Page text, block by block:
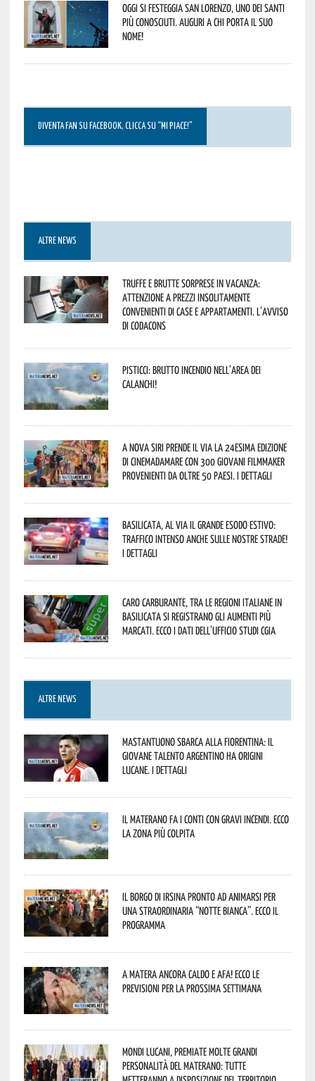
Oggi si festeggia San Lorenzo, uno dei Santi
più conosciuti. Auguri a chi porta il suo
nome!
DIVENTA FAN SU FACEBOOK, CLICCA SU “MI PIACE!”
ALTRE NEWS
Truffe e brutte sorprese in vacanza:
attenzione a prezzi insolitamente
convenienti di case e appartamenti. L’avviso
di Codacons
Pisticci: brutto incendio nell’area dei
Calanchi!
A Nova Siri prende il via la 24esima edizione
di Cinemadamare con 300 giovani filmmaker
provenienti da oltre 50 Paesi. I dettagli
Basilicata, al via il grande esodo estivo:
traffico intenso anche sulle nostre strade!
I dettagli
Caro carburante, tra le regioni italiane in
Basilicata si registrano gli aumenti più
marcati. Ecco i dati dell’Ufficio studi CGIA
ALTRE NEWS
Mastantuono sbarca alla Fiorentina: il
giovane talento argentino ha origini
lucane. I dettagli
Il materano fa i conti con gravi incendi. Ecco
la zona più colpita
Il borgo di Irsina pronto ad animarsi per
una straordinaria “Notte Bianca”. Ecco il
programma
A Matera ancora caldo e afa! Ecco le
previsioni per la prossima settimana
Mondi lucani, premiate molte grandi
personalità del materano: tutte